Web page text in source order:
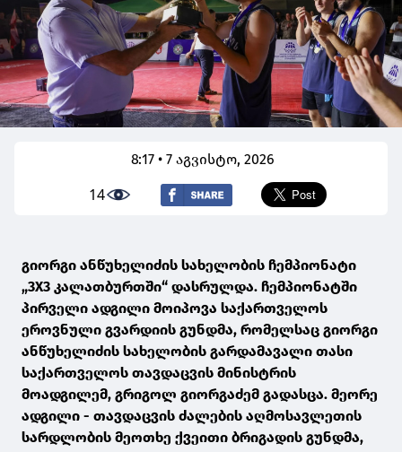
8:17 • 7 აგვისტო, 2026
14
გიორგი ანწუხელიძის სახელობის ჩემპიონატი
„3X3 კალათბურთში“ დასრულდა. ჩემპიონატში
პირველი ადგილი მოიპოვა საქართველოს
ეროვნული გვარდიის გუნდმა, რომელსაც გიორგი
ანწუხელიძის სახელობის გარდამავალი თასი
საქართველოს თავდაცვის მინისტრის
მოადგილემ, გრიგოლ გიორგაძემ გადასცა. მეორე
ადგილი - თავდაცვის ძალების აღმოსავლეთის
სარდლობის მეოთხე ქვეითი ბრიგადის გუნდმა,